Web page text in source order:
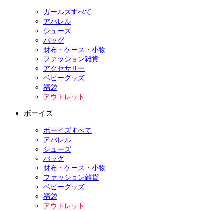
ガールズすべて
アパレル
シューズ
バッグ
財布・ケース・小物
ファッション雑貨
アクセサリー
ベビーグッズ
福袋
アウトレット
ボーイズ
ボーイズすべて
アパレル
シューズ
バッグ
財布・ケース・小物
ファッション雑貨
ベビーグッズ
福袋
アウトレット